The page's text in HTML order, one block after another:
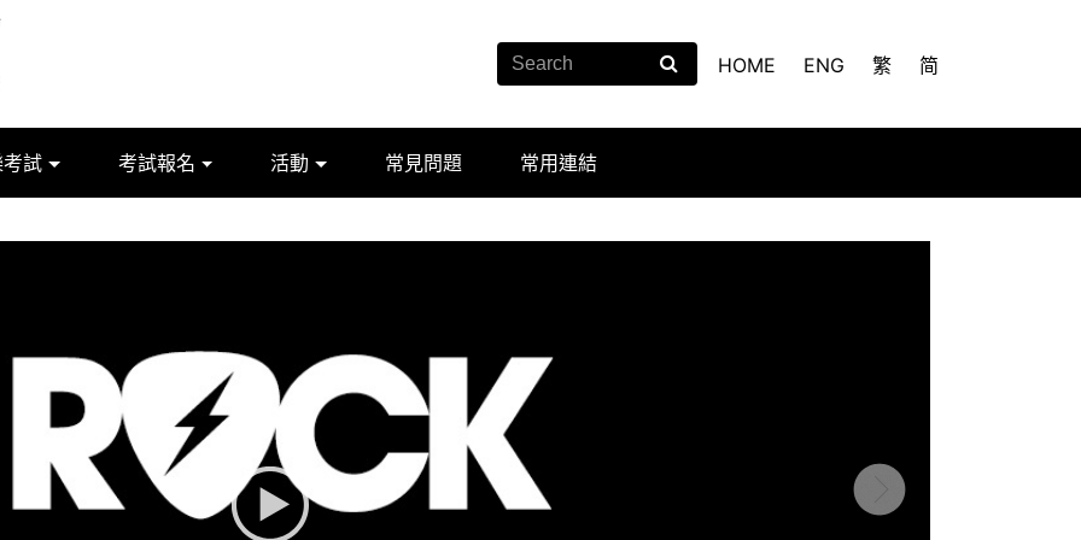
HOME ENG 繁 简
試 考試報名 活動 常見問題 常用連結